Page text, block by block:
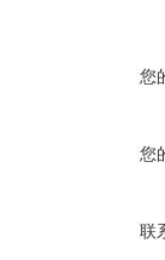
您
您
联